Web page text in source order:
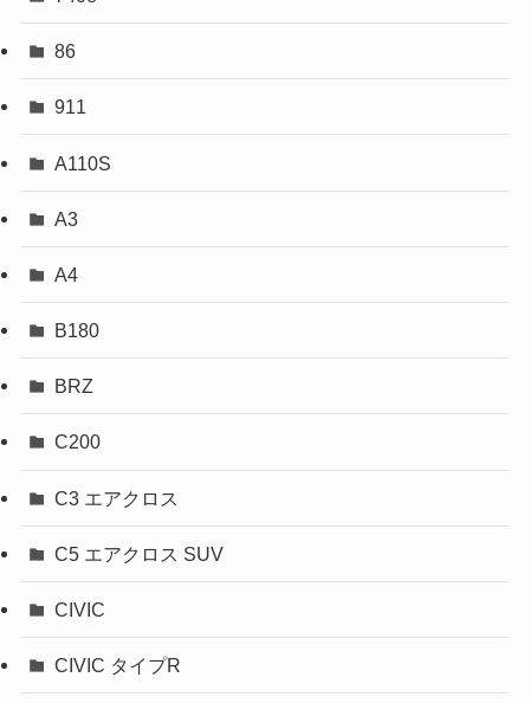
86
911
A110S
A3
A4
B180
BRZ
C200
C3 エアクロス
C5 エアクロス SUV
CIVIC
CIVIC タイプR